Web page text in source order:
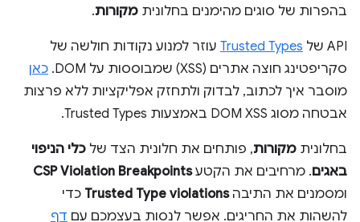
בהפרות של סוגים מהימנים בחלונית מקורות.
‫API של Trusted Types עוזר למנוע נקודות חולשה של
סקריפטינג חוצה אתרים (XSS) שמבוססות על DOM.
כאן
מוסבר איך לכתוב, לבדוק ולתחזק אפליקציות ללא פרצות
אבטחה מסוג DOM XSS באמצעות Trusted Types.
בחלונית מקורות, פותחים את חלונית הצד של כלי הניפוי
באגים. מרחיבים את הקטעCSP Violation Breakpoints
ומסמנים את התיבהTrusted Type violations כדי
להשהות את החריגים. אפשר לנסות בעצמכם עם דף